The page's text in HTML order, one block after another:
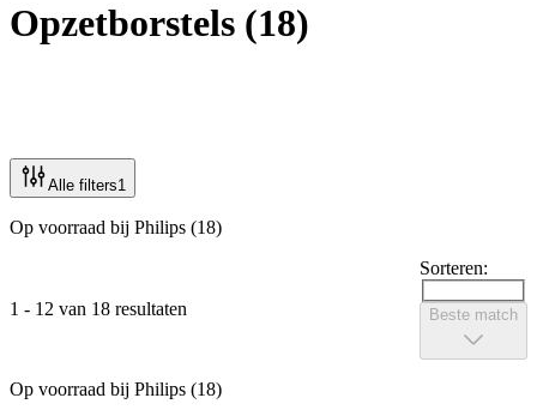
Opzetborstels (18)
Alle filters1
Op voorraad bij Philips (18)
1 - 12 van 18 resultaten
Sorteren:
Beste match
Op voorraad bij Philips (18)